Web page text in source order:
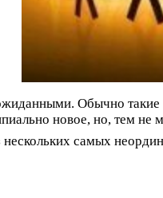
Обычно
новое, но, тем не
самых